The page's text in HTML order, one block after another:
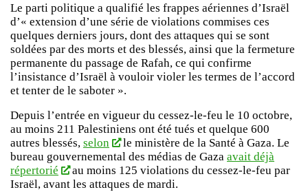
Le parti politique a qualifié les frappes aériennes d’Israël
d’« extension d’une série de violations commises ces
quelques derniers jours, dont des attaques qui se sont
soldées par des morts et des blessés, ainsi que la fermeture
permanente du passage de Rafah, ce qui confirme
l’insistance d’Israël à vouloir violer les termes de l’accord
et tenter de le saboter ».
Depuis l’entrée en vigueur du cessez-le-feu le 10 octobre,
au moins 211 Palestiniens ont été tués et quelque 600
autres blessés, selon
le ministère de la Santé à Gaza. Le
bureau gouvernemental des médias de Gaza avait déjà
répertorié
au moins 125 violations du cessez-le-feu par
Israël, avant les attaques de mardi.